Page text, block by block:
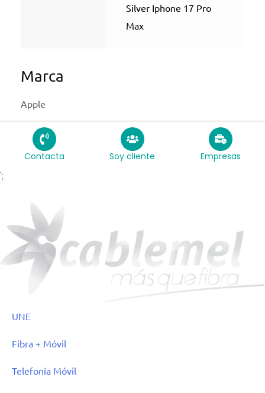
Silver Iphone 17 Pro
Max
Marca
Apple
Contacta Soy cliente Empresas
';
UNE
Fibra + Móvil
Telefonía Móvil